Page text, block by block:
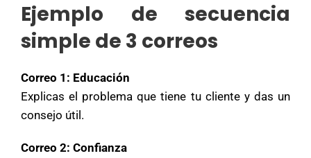
Ejemplo de secuencia
simple de 3 correos
Correo 1: Educación
Explicas el problema que tiene tu cliente y das un
consejo útil.
Correo 2: Confianza